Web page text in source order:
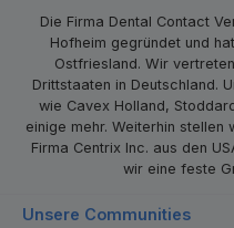
Die Firma Dental Contact
Hofheim gegründet und
Ostfriesland. Wir
Drittstaaten in Deutschland.
wie Cavex Holland,
einige mehr. Weiterhin stellen
Firma Centrix Inc. aus den
wir eine feste
Unsere Communities